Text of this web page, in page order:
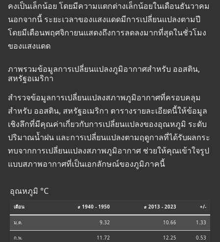
คงเป็นเล็กน้อย โดยมีความแตกต่างเล็กน้อยในเดือนธันวาคม
นอกจากนี้ ระยะเวลาของแสงแดดมีการเปลี่ยนแปลงตามปี
โดยมีเดือนพฤศจิกายนแสดงถึงการลดลงมากที่สุดในชั่วโมง
ของแสงแดด
ภาพรวมข้อมูลการเปลี่ยนแปลงภูมิอากาศสำหรับ ออสติน,
สหรัฐอเมริกา
สำรวจข้อมูลการเปลี่ยนแปลงสภาพภูมิอากาศที่ครอบคลุม
สำหรับ ออสติน, สหรัฐอเมริกา ตารางรายละเอียดนี้ให้ข้อมูล
เชิงลึกที่มีคุณค่าเกี่ยวกับการเปลี่ยนแปลงของอุณหภูมิ ระดับ
ปริมาณน้ำฝน และการเปลี่ยนแปลงตามฤดูกาลที่ได้รับผลกระ
ทบจากการเปลี่ยนแปลงสภาพภูมิอากาศ ช่วยให้คุณเข้าใจรูป
แบบสภาพอากาศที่เป็นเอกลักษณ์ของภูมิภาคนี้
อุณหภูมิ °C
เดือน ⌀ 1940 - 1950 ⌀ 2013 - 2023 +/-
ม.ค. 9.32 10.66 1.33
ก.พ. 11.72 12.25 0.53